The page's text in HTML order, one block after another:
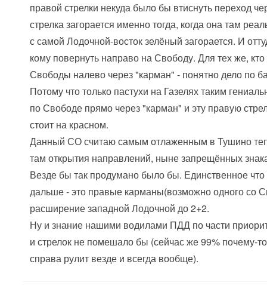
правой стрелки некуда было бы втиснуть переход
стрелка загорается именно тогда, когда она там
с самой Лодочной-восток зелёный загорается. И
кому повернуть направо на Свободу. Для тех же,
Свободы налево через "карман" - понятно дело по
Потому что только пастухи на Газелях таким
по Свободе прямо через "карман" и эту правую
стоит на красном.
Данный СО считаю самым отлаженным в Тушино
там открытия направлений, ныне запрещённых
Везде бы так продумано было бы. Единственное что
дальше - это правые карманы(возможно одного со
расширение западной Лодочной до 2+2.
Ну и знание нашими водилами ПДД по части
и стрелок не помешало бы (сейчас же 99% почему-
справа рулит везде и всегда вообще).